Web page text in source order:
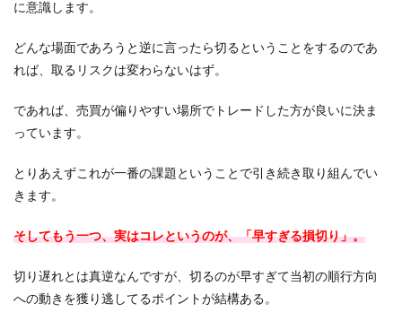
に意識します。
どんな場面であろうと逆に言ったら切るということをするのであ
れば、取るリスクは変わらないはず。
であれば、売買が偏りやすい場所でトレードした方が良いに決ま
っています。
とりあえずこれが一番の課題ということで引き続き取り組んでい
きます。
そしてもう一つ、実はコレというのが、「早すぎる損切り」。
切り遅れとは真逆なんですが、切るのが早すぎて当初の順行方向
への動きを獲り逃してるポイントが結構ある。